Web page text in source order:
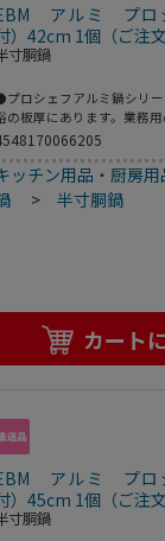
アルミ プロ
）42cm 1個（ご注
寸胴鍋
ロシェフアルミ鍋シリ
の板厚にあります。業務
ろん、熱が均一にムラな
お届けする、業務用のエ
伝導に優れているので（
らじっくり加熱されます
作りに適しています。板厚
にくくなります。●重量：
ッチン用品・厨房用
>半寸胴鍋
カート
アルミ プロ
）45cm 1個（ご注
寸胴鍋